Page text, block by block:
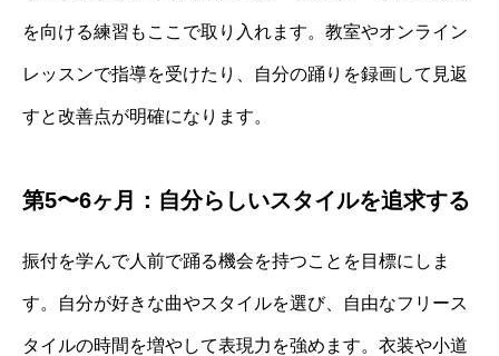
を向ける練習もここで取り入れます。教室やオンライン
レッスンで指導を受けたり、自分の踊りを録画して見返
すと改善点が明確になります。
第5〜6ヶ月：自分らしいスタイルを追求する
振付を学んで人前で踊る機会を持つことを目標にしま
す。自分が好きな曲やスタイルを選び、自由なフリース
タイルの時間を増やして表現力を強めます。衣装や小道